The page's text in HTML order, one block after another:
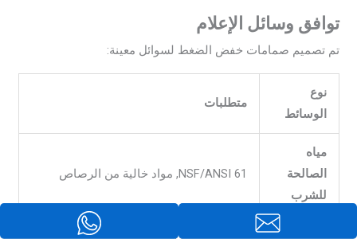
توافق وسائل الإعلام
تم تصميم صمامات خفض الضغط لسوائل معينة:
نوع
الوسائط
متطلبات
مياه
الصالحة
للشرب
NSF/ANSI 61, مواد خالية من الرصاص
معادن ذات درجة حرارة عالية, غطاء محرك